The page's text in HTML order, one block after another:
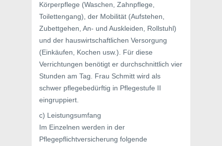
Körperpflege (Waschen, Zahnpflege,
Toilettengang), der Mobilität (Aufstehen,
Zubettgehen, An- und Auskleiden, Rollstuhl)
und der hauswirtschaftlichen Versorgung
(Einkäufen, Kochen usw.). Für diese
Verrichtungen benötigt er durchschnittlich vier
Stunden am Tag. Frau Schmitt wird als
schwer pflegebedürftig in Pflegestufe II
eingruppiert.
c) Leistungsumfang
Im Einzelnen werden in der
Pflegepflichtversicherung folgende